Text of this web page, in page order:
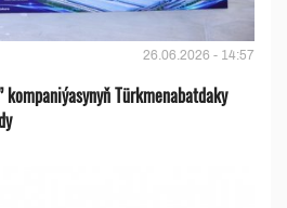
26.06.2026 - 14:57
kompaniýasynyň Türkmenabatdaky